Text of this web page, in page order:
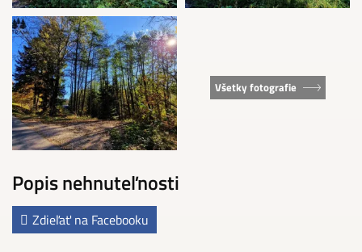
Všetky fotografie
Popis nehnuteľnosti
Zdieľať na Facebooku